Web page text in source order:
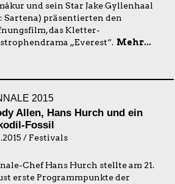
und sein Star Jake Gyllenhaal
Sartena) präsentierten den
das Kletter-
„Everest“. Mehr...
2015
Allen, Hans Hurch und ein
Fossil
/ Festivals
Chef Hans Hurch stellte am 21.
erste Programmpunkte der